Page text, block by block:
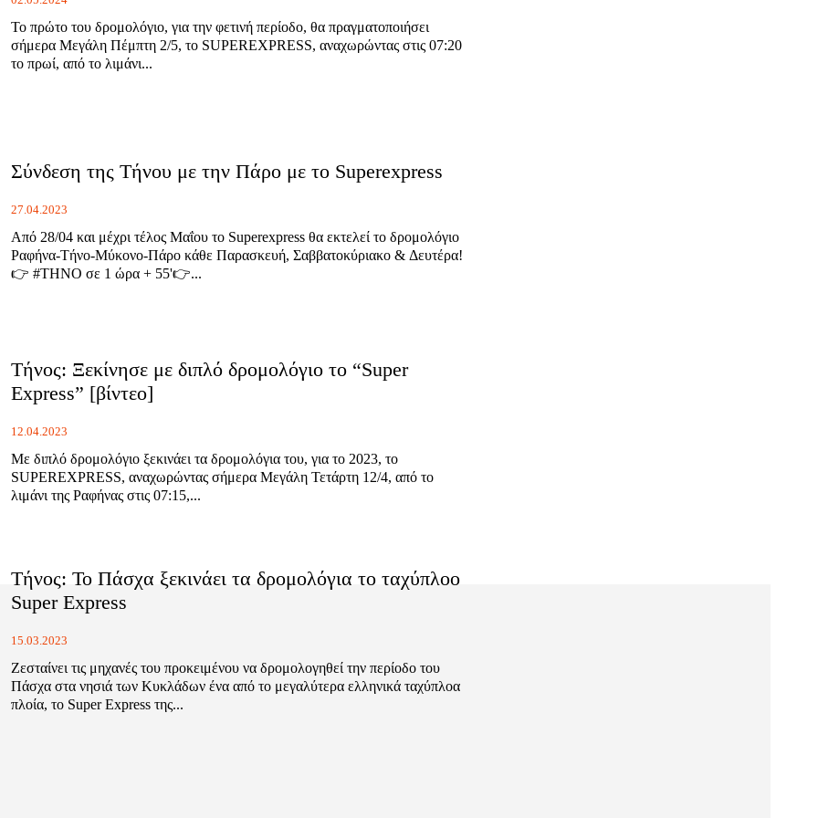
Το πρώτο του δρομολόγιο, για την φετινή περίοδο, θα πραγματοποιήσει
σήμερα Μεγάλη Πέμπτη 2/5, το SUPEREXPRESS, αναχωρώντας στις 07:20
το πρωί, από το λιμάνι...
Σύνδεση της Τήνου με την Πάρο με το Superexpress
27.04.2023
Από 28/04 και μέχρι τέλος Μαΐου το Superexpress θα εκτελεί το δρομολόγιο
Ραφήνα-Τήνο-Μύκονο-Πάρο κάθε Παρασκευή, Σαββατοκύριακο & Δευτέρα!
👉 #ΤΗΝΟ σε 1 ώρα + 55'👉...
Τήνος: Ξεκίνησε με διπλό δρομολόγιο το “Super
Express” [βίντεο]
12.04.2023
Με διπλό δρομολόγιο ξεκινάει τα δρομολόγια του, για το 2023, το
SUPEREXPRESS, αναχωρώντας σήμερα Μεγάλη Τετάρτη 12/4, από το
λιμάνι της Ραφήνας στις 07:15,...
Τήνος: Το Πάσχα ξεκινάει τα δρομολόγια το ταχύπλοο
Super Express
15.03.2023
Ζεσταίνει τις μηχανές του προκειμένου να δρομολογηθεί την περίοδο του
Πάσχα στα νησιά των Κυκλάδων ένα από το μεγαλύτερα ελληνικά ταχύπλοα
πλοία, το Super Express της...